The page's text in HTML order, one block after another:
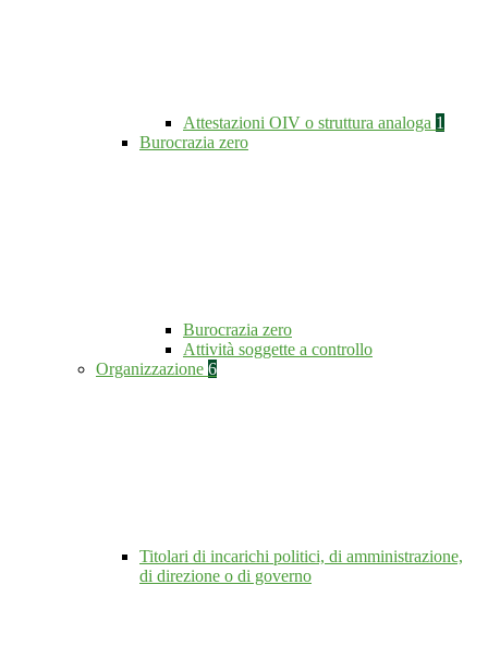
Attestazioni OIV o struttura analoga 1
Burocrazia zero
Burocrazia zero
Attività soggette a controllo
Organizzazione 6
Titolari di incarichi politici, di amministrazione,
di direzione o di governo